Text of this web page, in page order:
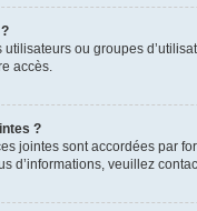
ou groupes
accès.
?
jointes sont accordées par
d’informations, veuillez